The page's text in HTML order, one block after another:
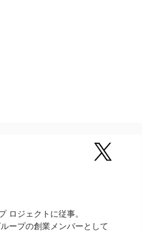
ロジェクトに従事。
ープの創業メンバーとして